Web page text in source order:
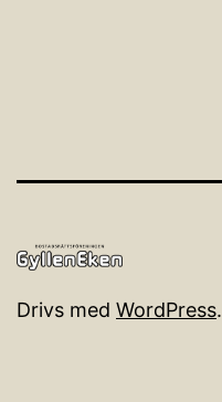
Drivs med WordPress.